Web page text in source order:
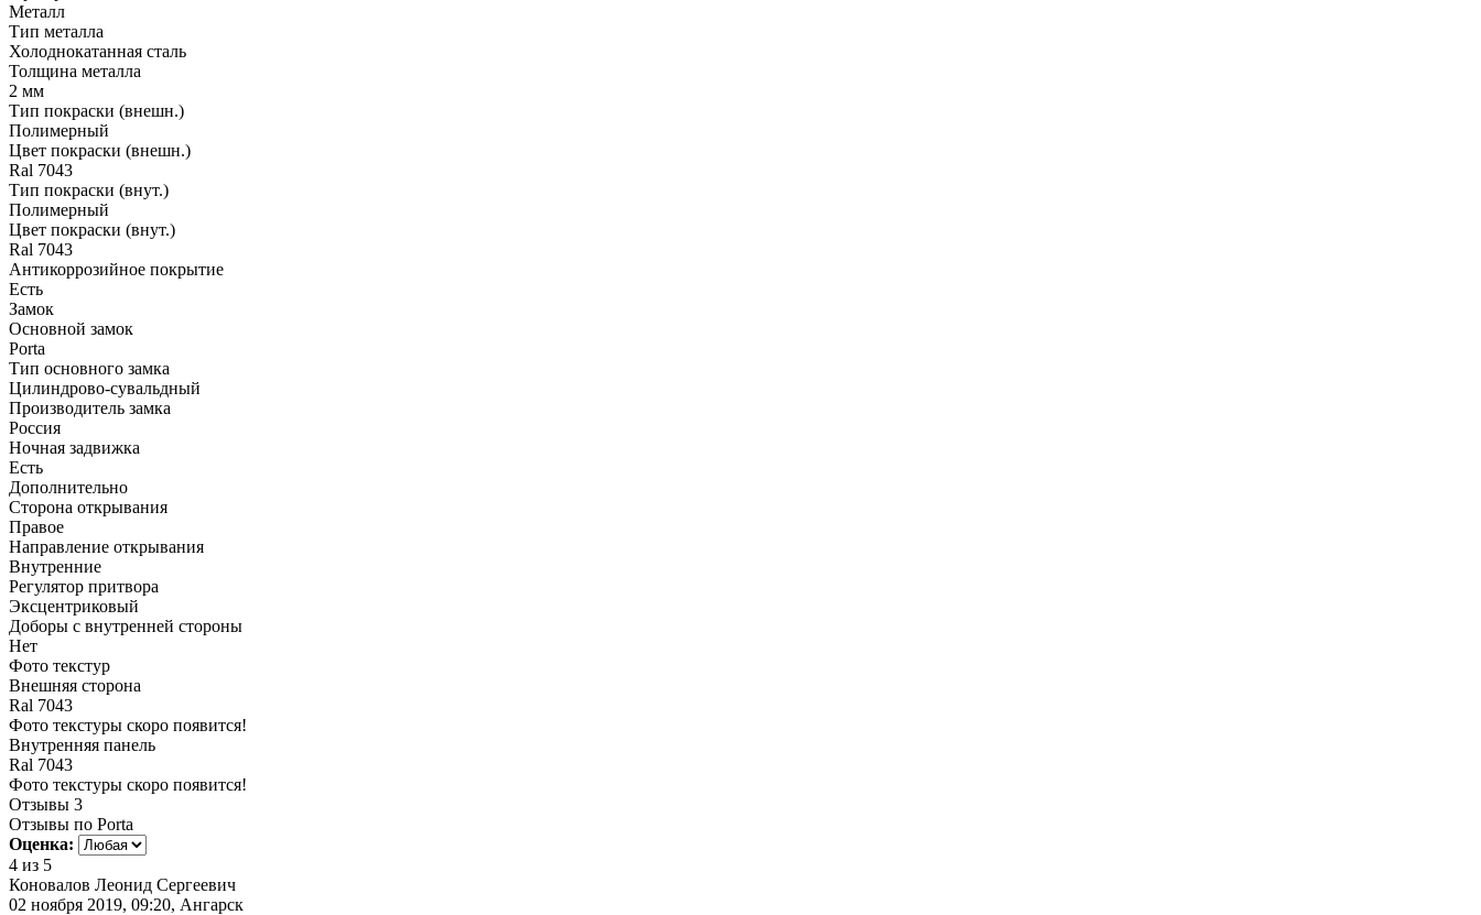
Металл
Тип металла
Холоднокатанная сталь
Толщина металла
2 мм
Тип покраски (внешн.)
Полимерный
Цвет покраски (внешн.)
Ral 7043
Тип покраски (внут.)
Полимерный
Цвет покраски (внут.)
Ral 7043
Антикоррозийное покрытие
Есть
Замок
Основной замок
Porta
Тип основного замка
Цилиндрово-сувальдный
Производитель замка
Россия
Ночная задвижка
Есть
Дополнительно
Сторона открывания
Правое
Направление открывания
Внутренние
Регулятор притвора
Эксцентриковый
Доборы с внутренней стороны
Нет
Фото текстур
Внешняя сторона
Ral 7043
Фото текстуры скоро появится!
Внутренняя панель
Ral 7043
Фото текстуры скоро появится!
Отзывы 3
Отзывы по Porta
Оценка:
4 из 5
Коновалов Леонид Сергеевич
02 ноября 2019, 09:20, Ангарск